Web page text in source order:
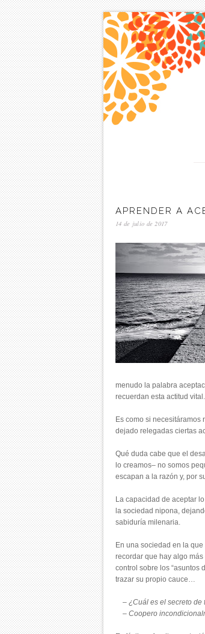
APRENDER A
14 de julio de 2017
menudo la palabra
recuerdan esta actitud vital.
Es como si necesitáramos
dejado relegadas ciertas
Qué duda cabe que el
lo creamos– no somos
escapan a la razón y, por
La capacidad de aceptar
la sociedad nipona,
sabiduría milenaria.
En una sociedad en la
recordar que hay algo
control sobre los “asuntos
trazar su propio cauce…
– ¿Cuál es el secreto de
– Coopero